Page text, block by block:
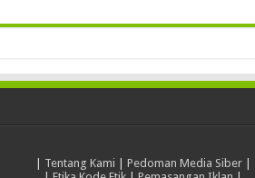
Tentang Kami Pedoman Media Siber|